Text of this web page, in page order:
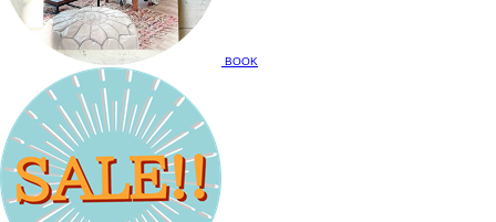
BOOK